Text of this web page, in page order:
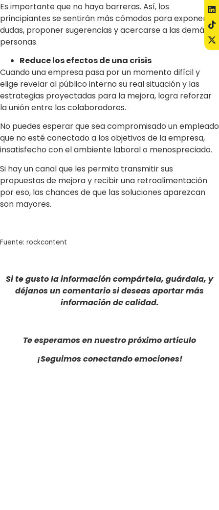
Es importante que no haya barreras. Así, los
principiantes se sentirán más cómodos para exponer
dudas, proponer sugerencias y acercarse a las demás
personas.
Reduce los efectos de una crisis
Cuando una empresa pasa por un momento difícil y
elige revelar al público interno su real situación y las
estrategias proyectadas para la mejora, logra reforzar
la unión entre los colaboradores.
No puedes esperar que sea compromisado un empleado
que no esté conectado a los objetivos de la empresa,
insatisfecho con el ambiente laboral o menospreciado.
Si hay un canal que les permita transmitir sus
propuestas de mejora y recibir una retroalimentación
por eso, las chances de que las soluciones aparezcan
son mayores.
Fuente: rockcontent
Si te gusto la información compártela, guárdala, y
déjanos un comentario si deseas aportar más
información de calidad.
Te esperamos en nuestro próximo artículo
¡Seguimos conectando emociones!